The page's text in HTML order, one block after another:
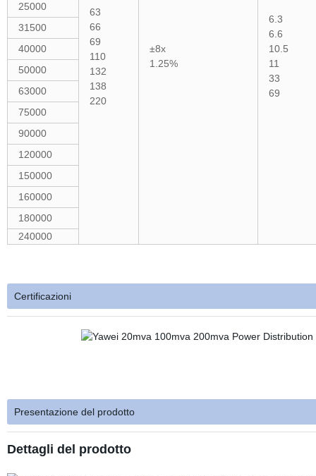
63
66
69
110
132
138
220
±8x
1.25%
6.3
6.6
10.5
11
33
69
25000
31500
40000
50000
63000
75000
90000
120000
150000
160000
180000
240000
Certificazioni
Presentazione del prodotto
Dettagli del prodotto